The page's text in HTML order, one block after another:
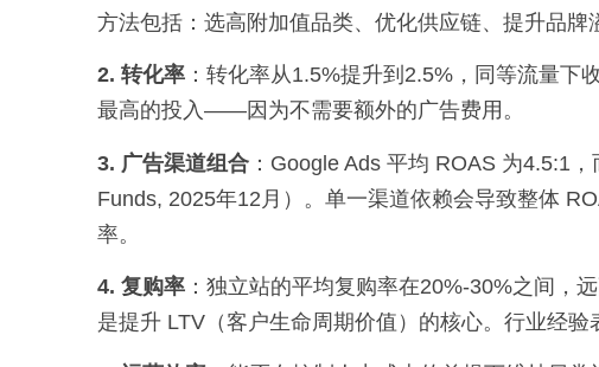
方法包括：选高附加值品类、优化供应链、提升品牌
2. 转化率 ：转化率从1.5%提升到2.5%，同等流量
最高的投入——因为不需要额外的广告费用。
3. 广告渠道组合 ：Google Ads 平均 ROAS 为4.5:1
Funds, 2025年12月）。单一渠道依赖会导致整体
率。
4. 复购率 ：独立站的平均复购率在20%-30%之间，
是提升 LTV（客户生命周期价值）的核心。行业经验